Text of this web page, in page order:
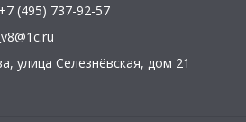
+7 (495) 737-92-57
, улица Селезнёвская, дом 21